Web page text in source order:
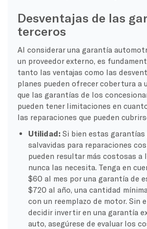
Desventajas de las
terceros
Al considerar una garantía
un proveedor externo, es
tanto las ventajas como las
planes pueden ofrecer cobertura a
que las garantías de los
pueden tener limitaciones en
las reparaciones que pueden
Utilidad: Si bien estas garantías
salvavidas para reparaciones
pueden resultar más costosas a
nunca las necesita. Tenga en
$60 al mes por una garantía de
$720 al año, una cantidad
con un reemplazo de motor. Sin
decidir invertir en una garantía
auto, asegúrese de evaluar los